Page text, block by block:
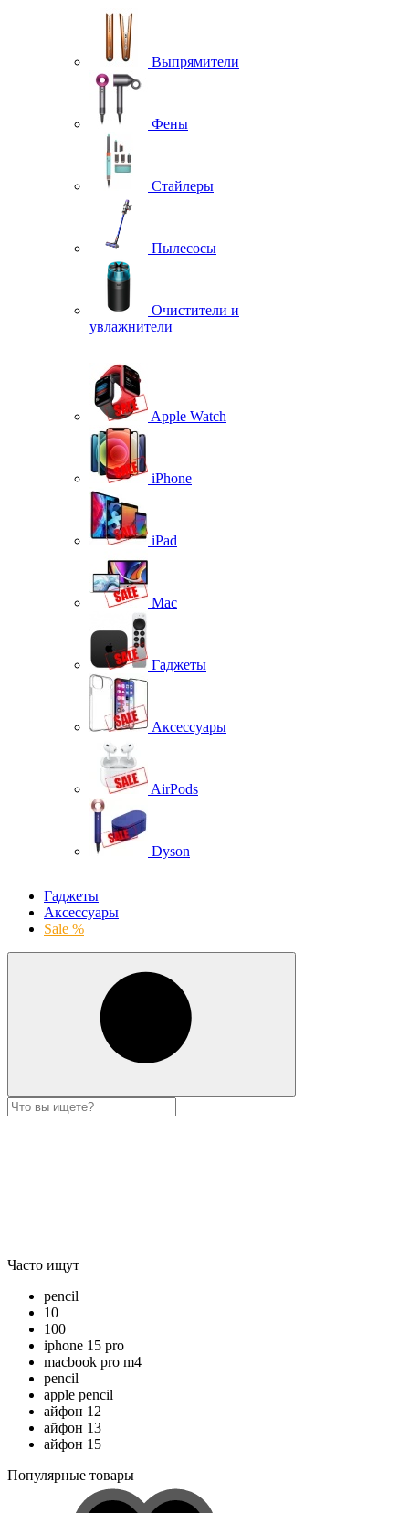
Выпрямители
Фены
Стайлеры
Пылесосы
Очистители и
увлажнители
Apple Watch
iPhone
iPad
Mac
Гаджеты
Аксессуары
AirPods
Dyson
Гаджеты
Аксессуары
Sale %
Часто ищут
pencil
10
100
iphone 15 pro
macbook pro m4
pencil
apple pencil
айфон 12
айфон 13
айфон 15
Популярные товары